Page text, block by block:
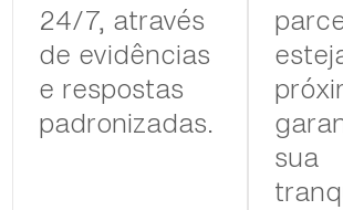
24/7, através
de evidências
e respostas
padronizadas.
sua